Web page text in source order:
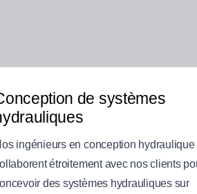
de systèmes
ingénieurs en conception hydraulique
étroitement avec nos clients
des systèmes hydrauliques sur